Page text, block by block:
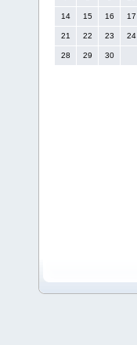
14 15 16 17
21 22 23 24
28 29 30